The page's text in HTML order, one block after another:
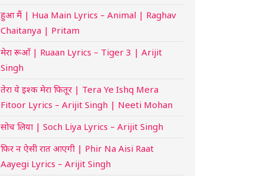
हुआ मैं | Hua Main Lyrics – Animal | Raghav
Chaitanya | Pritam
मेरा रूआँ | Ruaan Lyrics – Tiger 3 | Arijit
Singh
तेरा ये इश्क मेरा फितूर | Tera Ye Ishq Mera
Fitoor Lyrics – Arijit Singh | Neeti Mohan
सोच लिया | Soch Liya Lyrics – Arijit Singh
फिर न ऐसी रात आएगी | Phir Na Aisi Raat
Aayegi Lyrics – Arijit Singh